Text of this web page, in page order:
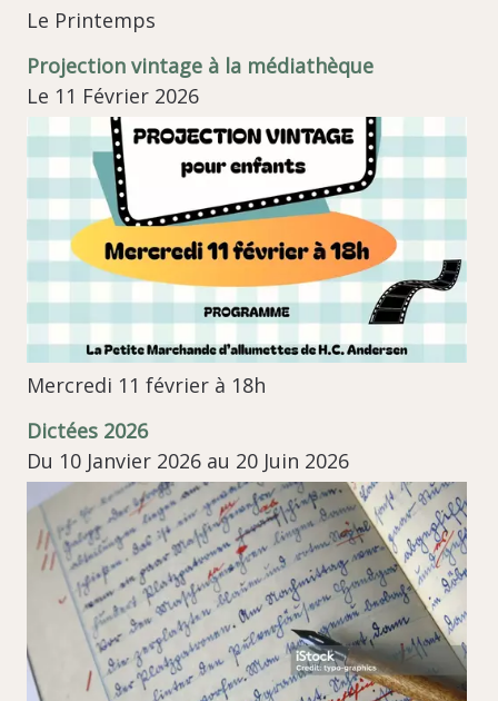
Le Printemps
Projection vintage à la médiathèque
Le 11 Février 2026
Mercredi 11 février à 18h
Dictées 2026
Du 10 Janvier 2026 au 20 Juin 2026